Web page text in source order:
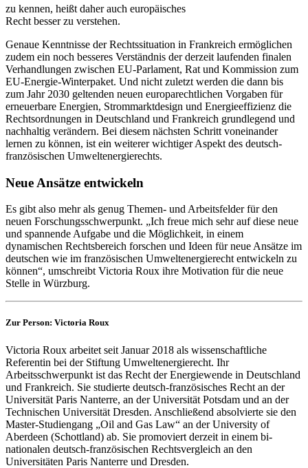
zu kennen, heißt daher auch europäisches
Recht besser zu verstehen.
Genaue Kenntnisse der Rechtssituation in Frankreich ermöglichen
zudem ein noch besseres Verständnis der derzeit laufenden finalen
Verhandlungen zwischen EU-Parlament, Rat und Kommission zum
EU-Energie-Winterpaket. Und nicht zuletzt werden die dann bis
zum Jahr 2030 geltenden neuen europarechtlichen Vorgaben für
erneuerbare Energien, Strommarktdesign und Energieeffizienz die
Rechtsordnungen in Deutschland und Frankreich grundlegend und
nachhaltig verändern. Bei diesem nächsten Schritt voneinander
lernen zu können, ist ein weiterer wichtiger Aspekt des deutsch-
französischen Umweltenergierechts.
Neue Ansätze entwickeln
Es gibt also mehr als genug Themen- und Arbeitsfelder für den
neuen Forschungsschwerpunkt. „Ich freue mich sehr auf diese neue
und spannende Aufgabe und die Möglichkeit, in einem
dynamischen Rechtsbereich forschen und Ideen für neue Ansätze im
deutschen wie im französischen Umweltenergierecht entwickeln zu
können“, umschreibt Victoria Roux ihre Motivation für die neue
Stelle in Würzburg.
Zur Person: Victoria Roux
Victoria Roux arbeitet seit Januar 2018 als wissenschaftliche
Referentin bei der Stiftung Umweltenergierecht. Ihr
Arbeitsschwerpunkt ist das Recht der Energiewende in Deutschland
und Frankreich. Sie studierte deutsch-französisches Recht an der
Universität Paris Nanterre, an der Universität Potsdam und an der
Technischen Universität Dresden. Anschließend absolvierte sie den
Master-Studiengang „Oil and Gas Law“ an der University of
Aberdeen (Schottland) ab. Sie promoviert derzeit in einem bi-
nationalen deutsch-französischen Rechtsvergleich an den
Universitäten Paris Nanterre und Dresden.